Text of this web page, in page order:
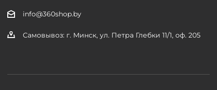
info@360shop.by
Самовывоз: г. Минск, ул. Петра Глебки 11/1, оф. 205